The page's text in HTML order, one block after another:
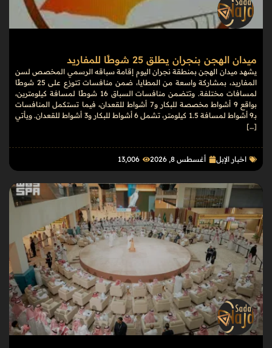
ميدان الهجن بنجران يطلق 25 شوطًا للمفاريد
يشهد ميدان الهجن بمنطقة نجران اليوم إقامة سباقه الرسمي المخصص لسن
المفاريد، بمشاركة واسعة من المطايا، ضمن منافسات تتوزع على 25 شوطًا
لمسافات مختلفة. وتتضمن منافسات السباق 16 شوطًا لمسافة كيلومترين،
بواقع 9 أشواط مخصصة للبكار و7 أشواط للقعدان، فيما تستكمل المنافسات
بـ9 أشواط لمسافة 1.5 كيلومتر، تشمل 6 أشواط للبكار و3 أشواط للقعدان. ويأتي
[…]
اخبار الإبل أغسطس 8, 2026 13٬006